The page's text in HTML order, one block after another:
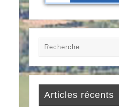
Articles récents